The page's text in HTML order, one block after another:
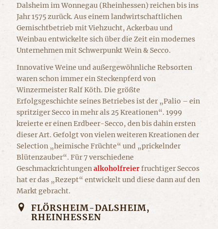
Dalsheim im Wonnegau (Rheinhessen) reichen bis ins
Jahr 1575 zurück. Aus einem landwirtschaftlichen
Gemischtbetrieb mit Viehzucht, Ackerbau und
Weinbau entwickelte sich über die Zeit ein modernes
Unternehmen mit Schwerpunkt Wein & Secco.
Innovative Weine und außergewöhnliche Rebsorten
waren schon immer ein Steckenpferd von
Winzermeister Ralf Köth. Die größte
Erfolgsgeschichte seines Betriebes ist der „Palio – ein
spritziger Secco in mehr als 25 Kreationen“. 1999
kreierte er einen Erdbeer-Secco, den bis dahin ersten
dieser Art. Gefolgt von vielen weiteren Kreationen der
Selection „heimische Früchte“ und „prickelnder
Blütenzauber“. Für 7 verschiedene
Geschmackrichtungenalkoholfreierfruchtiger Seccos
hat er das „Rezept“ entwickelt und diese dann auf den
Markt gebracht.
FLÖRSHEIM-DALSHEIM,
RHEINHESSEN